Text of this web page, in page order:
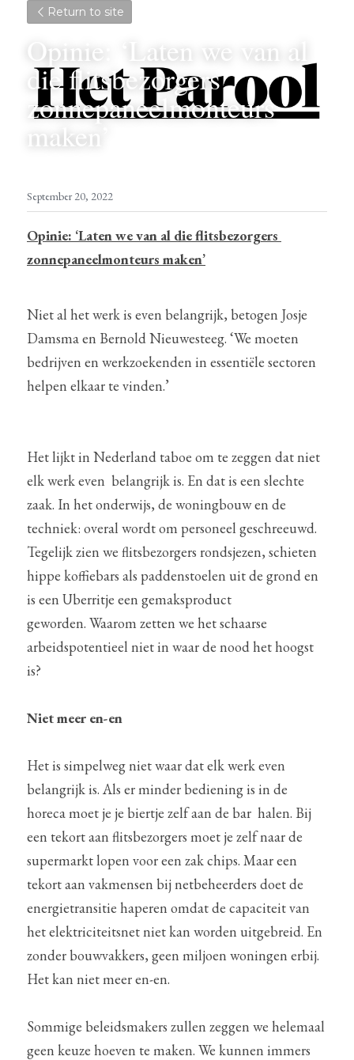
Return to site
Opinie: ‘Laten we van al
die flitsbezorgers
zonnepaneelmonteurs
maken’
September 20, 2022
Opinie: ‘Laten we van al die flitsbezorgers
zonnepaneelmonteurs maken’
Niet al het werk is even belangrijk, betogen Josje
Damsma en Bernold Nieuwesteeg. ‘We moeten
bedrijven en werkzoekenden in essentiële sectoren
helpen elkaar te vinden.’
Het lijkt in Nederland taboe om te zeggen dat niet
elk werk even  belangrijk is. En dat is een slechte
zaak. In het onderwijs, de woningbouw en de
techniek: overal wordt om personeel geschreeuwd.
Tegelijk zien we flitsbezorgers rondsjezen, schieten
hippe koffiebars als paddenstoelen uit de grond en
is een Uberritje een gemaksproduct
geworden. Waarom zetten we het schaarse
arbeidspotentieel niet in waar de nood het hoogst
is?
Niet meer en-en
Het is simpelweg niet waar dat elk werk even
belangrijk is. Als er minder bediening is in de
horeca moet je je biertje zelf aan de bar  halen. Bij
een tekort aan flitsbezorgers moet je zelf naar de
supermarkt lopen voor een zak chips. Maar een
tekort aan vakmensen bij netbeheerders doet de
energietransitie haperen omdat de capaciteit van
het elektriciteitsnet niet kan worden uitgebreid. En
zonder bouwvakkers, geen miljoen woningen erbij.
Het kan niet meer en-en.
Sommige beleidsmakers zullen zeggen we helemaal
geen keuze hoeven te maken. We kunnen immers